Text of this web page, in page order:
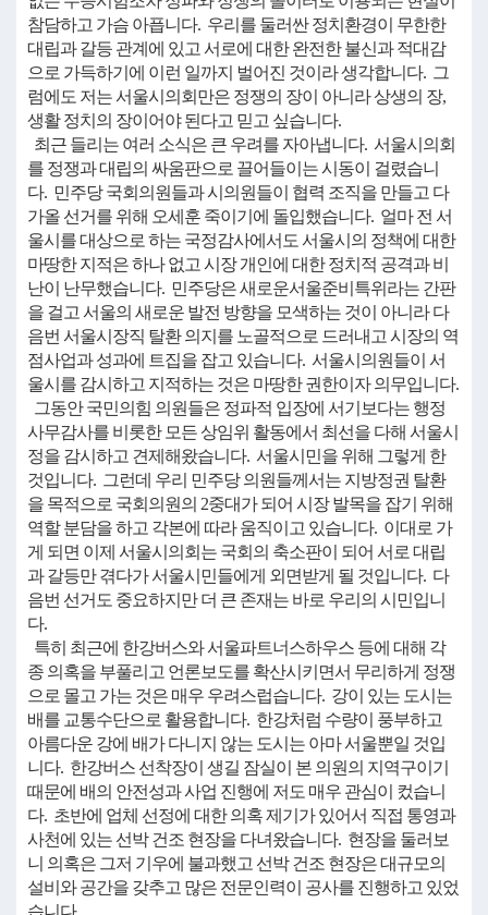
참담하고 가슴 아픕니다. 우리를 둘러싼 정치환경이 무한한
대립과 갈등 관계에 있고 서로에 대한 완전한 불신과 적대감
으로 가득하기에 이런 일까지 벌어진 것이라 생각합니다. 그
럼에도 저는 서울시의회만은 정쟁의 장이 아니라 상생의 장,
생활 정치의 장이어야 된다고 믿고 싶습니다.
최근 들리는 여러 소식은 큰 우려를 자아냅니다. 서울시의회
를 정쟁과 대립의 싸움판으로 끌어들이는 시동이 걸렸습니
다. 민주당 국회의원들과 시의원들이 협력 조직을 만들고 다
가올 선거를 위해 오세훈 죽이기에 돌입했습니다. 얼마 전 서
울시를 대상으로 하는 국정감사에서도 서울시의 정책에 대한
마땅한 지적은 하나 없고 시장 개인에 대한 정치적 공격과 비
난이 난무했습니다. 민주당은 새로운서울준비특위라는 간판
을 걸고 서울의 새로운 발전 방향을 모색하는 것이 아니라 다
음번 서울시장직 탈환 의지를 노골적으로 드러내고 시장의 역
점사업과 성과에 트집을 잡고 있습니다. 서울시의원들이 서
울시를 감시하고 지적하는 것은 마땅한 권한이자 의무입니다.
그동안 국민의힘 의원들은 정파적 입장에 서기보다는 행정
사무감사를 비롯한 모든 상임위 활동에서 최선을 다해 서울시
정을 감시하고 견제해왔습니다. 서울시민을 위해 그렇게 한
것입니다. 그런데 우리 민주당 의원들께서는 지방정권 탈환
을 목적으로 국회의원의 2중대가 되어 시장 발목을 잡기 위해
역할 분담을 하고 각본에 따라 움직이고 있습니다. 이대로 가
게 되면 이제 서울시의회는 국회의 축소판이 되어 서로 대립
과 갈등만 겪다가 서울시민들에게 외면받게 될 것입니다. 다
음번 선거도 중요하지만 더 큰 존재는 바로 우리의 시민입니
다.
특히 최근에 한강버스와 서울파트너스하우스 등에 대해 각
종 의혹을 부풀리고 언론보도를 확산시키면서 무리하게 정쟁
으로 몰고 가는 것은 매우 우려스럽습니다. 강이 있는 도시는
배를 교통수단으로 활용합니다. 한강처럼 수량이 풍부하고
아름다운 강에 배가 다니지 않는 도시는 아마 서울뿐일 것입
니다. 한강버스 선착장이 생길 잠실이 본 의원의 지역구이기
때문에 배의 안전성과 사업 진행에 저도 매우 관심이 컸습니
다. 초반에 업체 선정에 대한 의혹 제기가 있어서 직접 통영과
사천에 있는 선박 건조 현장을 다녀왔습니다. 현장을 둘러보
니 의혹은 그저 기우에 불과했고 선박 건조 현장은 대규모의
설비와 공간을 갖추고 많은 전문인력이 공사를 진행하고 있었
습니다.